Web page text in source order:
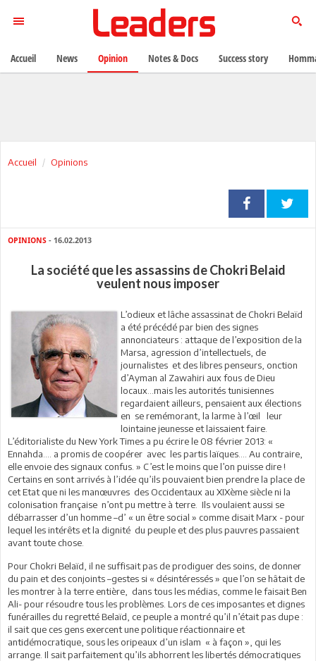
Accueil Opinions
OPINIONS - 16.02.2013
La société que les assassins de Chokri Belaid
veulent nous imposer
L’odieux et lâche assassinat de Chokri Belaïd
a été précédé par bien des signes
annonciateurs : attaque de l’exposition de la
Marsa, agression d’intellectuels, de
journalistes et des libres penseurs, onction
d’Ayman al Zawahiri aux fous de Dieu
locaux…mais les autorités tunisiennes
regardaient ailleurs, pensaient aux élections
en se remémorant, la larme à l’œil leur
lointaine jeunesse et laissaient faire.
L’éditorialiste du New York Times a pu écrire le 08 février 2013: «
Ennahda…. a promis de coopérer avec les partis laïques…. Au contraire,
elle envoie des signaux confus. » C’est le moins que l’on puisse dire !
Certains en sont arrivés à l’idée qu’ils pouvaient bien prendre la place de
cet Etat que ni les manœuvres des Occidentaux au XIXème siècle ni la
colonisation française n’ont pu mettre à terre. Ils voulaient aussi se
débarrasser d’un homme –d’ « un être social » comme disait Marx - pour
lequel les intérêts et la dignité du peuple et des plus pauvres passaient
avant toute chose.
Pour Chokri Belaïd, il ne suffisait pas de prodiguer des soins, de donner
du pain et des conjoints –gestes si « désintéressés » que l’on se hâtait de
les montrer à la terre entière, dans tous les médias, comme le faisait Ben
Ali- pour résoudre tous les problèmes. Lors de ces imposantes et dignes
funérailles du regretté Belaïd, ce peuple a montré qu’il n’était pas dupe :
il sait que ces gens exercent une politique réactionnaire et
antidémocratique, sous les oripeaux d’un islam « à façon », qui les
arrange. Il sait parfaitement qu’ils abhorrent les libertés démocratiques
Accueil News Opinion Notes & Docs Success story